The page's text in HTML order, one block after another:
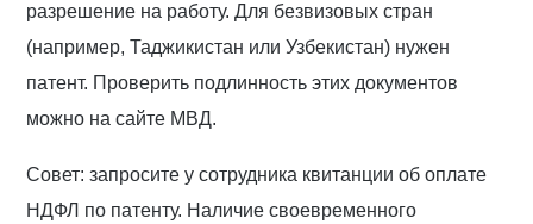
разрешение на работу. Для безвизовых стран
(например, Таджикистан или Узбекистан) нужен
патент. Проверить подлинность этих документов
можно на сайте МВД.
Совет: запросите у сотрудника квитанции об оплате
НДФЛ по патенту. Наличие своевременного